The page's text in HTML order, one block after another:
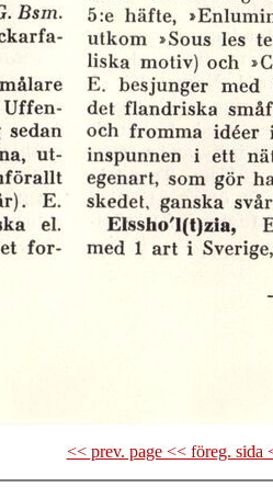
<< prev. page << föreg. sida